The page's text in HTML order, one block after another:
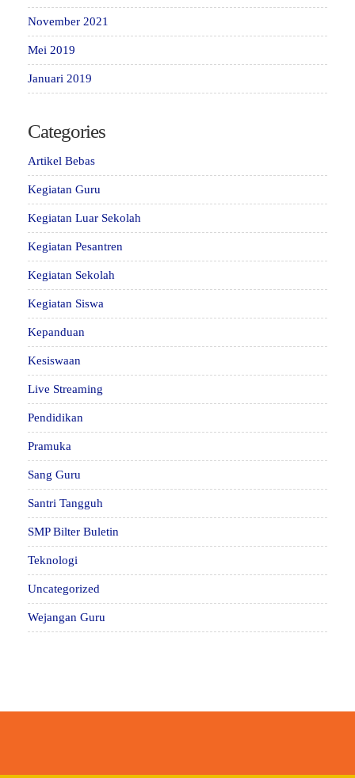
November 2021
Mei 2019
Januari 2019
Categories
Artikel Bebas
Kegiatan Guru
Kegiatan Luar Sekolah
Kegiatan Pesantren
Kegiatan Sekolah
Kegiatan Siswa
Kepanduan
Kesiswaan
Live Streaming
Pendidikan
Pramuka
Sang Guru
Santri Tangguh
SMP Bilter Buletin
Teknologi
Uncategorized
Wejangan Guru